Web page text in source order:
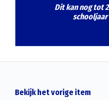
Dit kan nog tot
schooljaar
Bekijk het vorige item